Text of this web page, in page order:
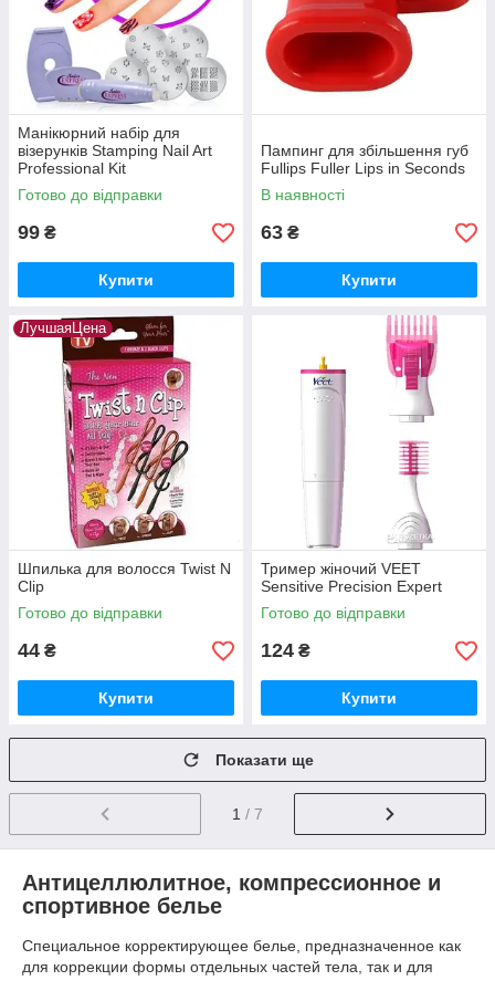
Манікюрний набір для
візерунків Stamping Nail Art
Professional Kit
Готово до відправки
99 ₴
Купити
Пампинг для збільшення губ
Fullips Fuller Lips in Seconds
В наявності
63 ₴
Купити
ЛучшаяЦена
Шпилька для волосся Twist N
Clip
Готово до відправки
44 ₴
Купити
Тример жіночий VEET
Sensitive Precision Expert
Готово до відправки
124 ₴
Купити
Показати ще
1 / 7
Антицеллюлитное, компрессионное и
спортивное белье
Специальное корректирующее белье, предназначенное как
для коррекции формы отдельных частей тела, так и для